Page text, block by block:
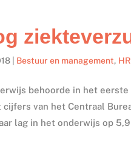
Bestuur en management,
behoorde in het
van het Centraal
lag in het onderwijs op